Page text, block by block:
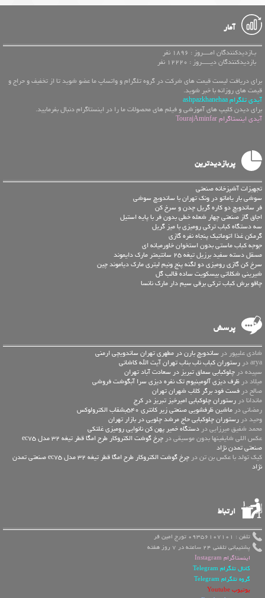
آمار
بـازدیدکنندگان امــــروز : 1896 نفر
بازدیدکنندگان دیـــــروز : 12220 نفر
برای دریافت لیست قیمت های شرکت در گروه تلگرام و واتساپ ما عضو شوید تا از تخفیف و حراج و
قیمت های روزانه با خبر شوید.
آیدی تلگرام ashpazkhanehaa
برای دیدن کلیپ های آموزشی و فیلم های محصولات ما را در اینستاگرام دنبال بفرمایید.
آیدی اینستاگرام TourajAminfar
پربازدیدترین
تجهیزات آشپزخانه صنعتی
سوشی بار یاماتو در ونک تهران با ساندویچ سوشی
فر ساندویچ دو کاره گریل چدن و سرخ کن
اجاق گاز صنعتی چهار شعله خطی بدون فر با پایه استیل
سه دستگاه کباب ترکی رومیزی با میز گریل
گرمکن غذا اتوماتیک پنجاه نفره گازی
جوجه کباب ماستی بدون استخوان خاورمیانه ای
مسقل دسته سفید برزیل تیغه 25 سانتیمتر مارک دایموند
سرخ کن گازی رومیزی دو لگنه پنج ونیم لیتری مارک دیاموند چین
شیرینی شکلاتی بیسکویت ساده قالب گل
چاقو برش کباب ترکی برقی سیم دار مارک نانسا
پرسش
شادی علیپور در ساندویچ بارن در مطهری تهران ساندویچی ارمنی
arya در
رستوران کباب ناب بناب تهران آیت الله کاشانی
سپیده در چلوکبابی سماق تبریز در سعادت آباد تهران
میلاد در ظرف دیزی آلومینیوم تک نفره دیزی سرا آبگوشت فروشی
صالح در فست فود برگر کلاب شهران تهران
ماندانا در رستوران چلوکبابی امیرخیز تبریز در کرج
رمضانی در ماشین ظرفشویی صنعتی زیر کانتری 540بشقاب الکترولوکس
وحید در رستوران چلوکبابی حاج مرشد چلویی در بازار تهران
محمد شفیق میرزایی در دستگاه خمیر پهن کن نانوایی رومیزی غلتکی
عكس اللي شايفينها بدون موسيقى در
چرخ گوشت الکتروکار طرح امگا قطر تیغه 32 مدل ec75
صنعتی تمدن نژاد
کیک تولد با عکس بن تن در
چرخ گوشت الکتروکار طرح امگا قطر تیغه 32 مدل ec75 صنعتی تمدن
نژاد
ارتباط
تلفن : 09356107101 تورج امین فر
پشتیبانی تلفنی 24 ساعته در 7 روز هفته
اینستاگرام Instagram
کانال تلگرام Telegram
گروه تلگرام Telegram
یوتیوب Youtube